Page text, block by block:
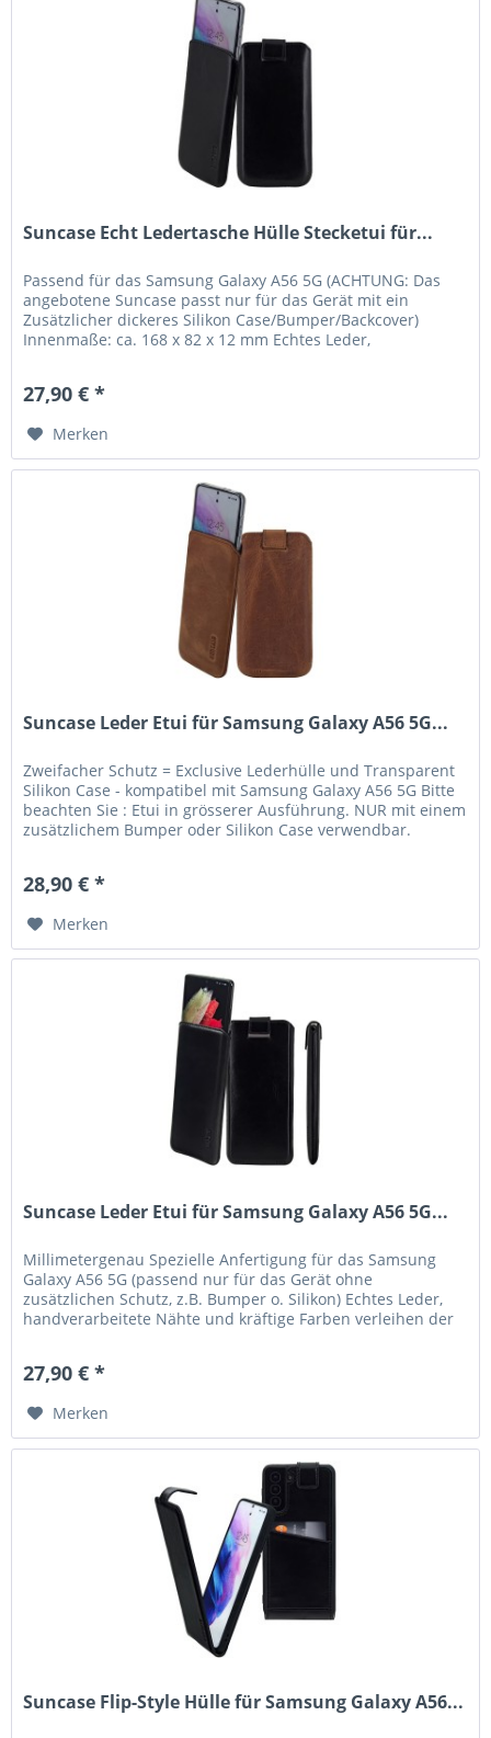
Suncase Echt Ledertasche Hülle Stecketui für...
Passend für das Samsung Galaxy A56 5G (ACHTUNG: Das
angebotene Suncase passt nur für das Gerät mit ein
Zusätzlicher dickeres Silikon Case/Bumper/Backcover)
Innenmaße: ca. 168 x 82 x 12 mm Echtes Leder,
27,90 € *
Merken
Suncase Leder Etui für Samsung Galaxy A56 5G...
Zweifacher Schutz = Exclusive Lederhülle und Transparent
Silikon Case - kompatibel mit Samsung Galaxy A56 5G Bitte
beachten Sie : Etui in grösserer Ausführung. NUR mit einem
zusätzlichem Bumper oder Silikon Case verwendbar.
28,90 € *
Merken
Suncase Leder Etui für Samsung Galaxy A56 5G...
Millimetergenau Spezielle Anfertigung für das Samsung
Galaxy A56 5G (passend nur für das Gerät ohne
zusätzlichen Schutz, z.B. Bumper o. Silikon) Echtes Leder,
handverarbeitete Nähte und kräftige Farben verleihen der
27,90 € *
Merken
Suncase Flip-Style Hülle für Samsung Galaxy A56...